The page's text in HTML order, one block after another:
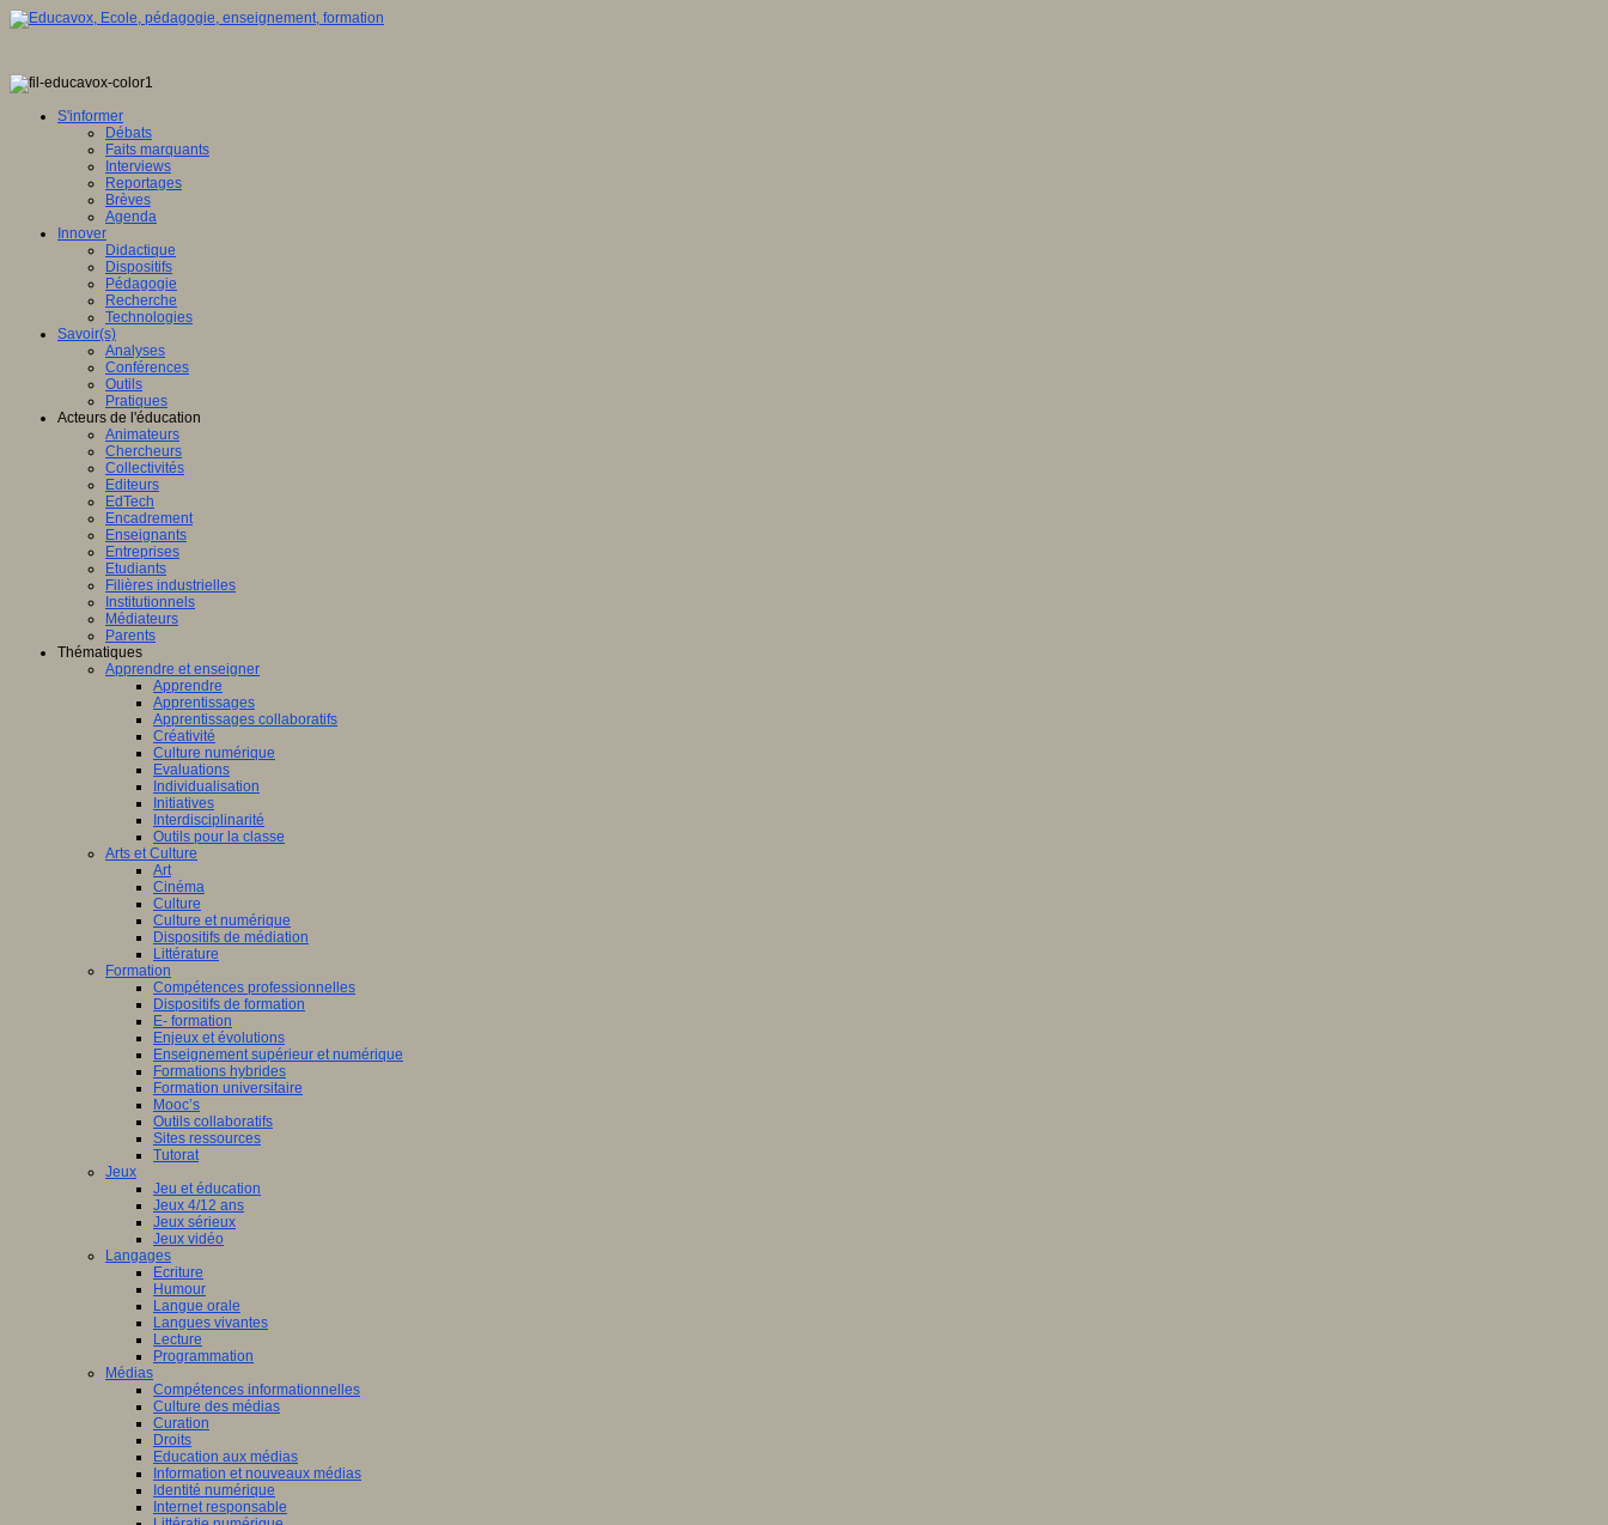
S'informer
Débats
Faits marquants
Interviews
Reportages
Brèves
Agenda
Innover
Didactique
Dispositifs
Pédagogie
Recherche
Technologies
Savoir(s)
Analyses
Conférences
Outils
Pratiques
Acteurs de l'éducation
Animateurs
Chercheurs
Collectivités
Editeurs
EdTech
Encadrement
Enseignants
Entreprises
Etudiants
Filières industrielles
Institutionnels
Médiateurs
Parents
Thématiques
Apprendre et enseigner
Apprendre
Apprentissages
Apprentissages collaboratifs
Créativité
Culture numérique
Evaluations
Individualisation
Initiatives
Interdisciplinarité
Outils pour la classe
Arts et Culture
Art
Cinéma
Culture
Culture et numérique
Dispositifs de médiation
Littérature
Formation
Compétences professionnelles
Dispositifs de formation
E- formation
Enjeux et évolutions
Enseignement supérieur et numérique
Formations hybrides
Formation universitaire
Mooc’s
Outils collaboratifs
Sites ressources
Tutorat
Jeux
Jeu et éducation
Jeux 4/12 ans
Jeux sérieux
Jeux vidéo
Langages
Ecriture
Humour
Langue orale
Langues vivantes
Lecture
Programmation
Médias
Compétences informationnelles
Culture des médias
Curation
Droits
Education aux médias
Information et nouveaux médias
Identité numérique
Internet responsable